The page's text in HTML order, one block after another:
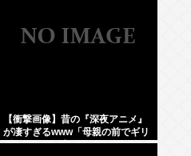
【衝撃画像】昔の『深夜アニメ』
が凄すぎるwww「母親の前でギリ
ギリ見れる深夜アニメ」がこち